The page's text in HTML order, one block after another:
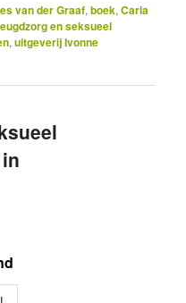
van der Graaf,boek,Carla
en seksueel
,uitgeverij Ivonne